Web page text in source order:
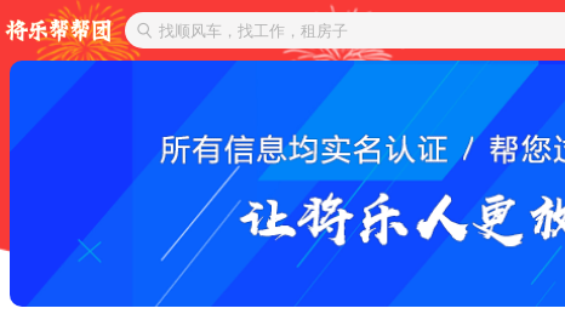
找顺风车，找工作，租房子